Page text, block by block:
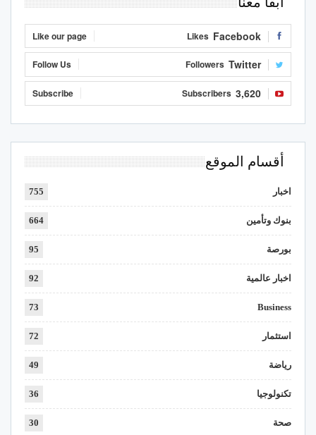
Facebook
Likes
Like our page
Twitter
Followers
Follow Us
3,620
Subscribers
Subscribe
أقسام الموقع
اخبار 755
بنوك وتأمين 664
بورصة 95
اخبار عالمية 92
Business
73
استثمار 72
رياضة 49
تكنولوجيا 36
صحة 30